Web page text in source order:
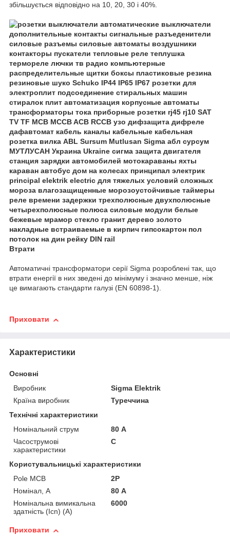
збільшується відповідно на 10, 20, 30 і 40%.
Втрати
Автоматичні трансформатори серії Sigma розроблені так, що
втрати енергії в них зведені до мінімуму і значно менше, ніж
це вимагають стандарти галузі (EN 60898-1).
Приховати
Характеристики
Основні
Виробник
Sigma Elektrik
Країна виробник
Туреччина
Технічні характеристики
Номінальний струм
80 А
Часострумові
характеристики
C
Користувальницькі характеристики
Pole MCB
2P
Номінал, А
80 А
Номінальна вимикальна
здатність (Icn) (А)
6000
Приховати